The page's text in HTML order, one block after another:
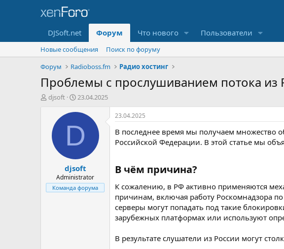
DJSoft.net Форум Что нового Пользователи
Новые сообщения
Поиск по форуму
Форум
Radioboss.fm Радио хостинг
Проблемы с прослушиванием потока из
А
djsoft
Д
т
н
а
а
л
а
23.04.2025
D
djsoft
Administrator
Команда форума
23.04.2025
В последнее время мы получаем множество
Российской Федерации. В этой статье мы
В чём причина?​
К сожалению, в РФ активно применяются
причинам, включая работу Роскомнадзора
серверы могут попадать под такие
зарубежных платформах или используют
В результате слушатели из России могут